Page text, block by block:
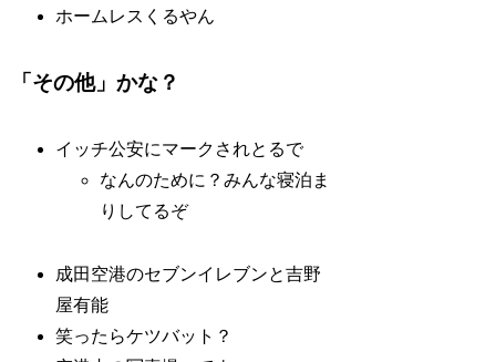
ホームレスくるやん
「その他」かな？
イッチ公安にマークされとるで
なんのために？みんな寝泊ま
りしてるぞ
成田空港のセブンイレブンと吉野
屋有能
笑ったらケツバット？